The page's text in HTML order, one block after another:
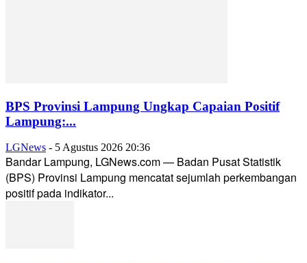
BPS Provinsi Lampung Ungkap Capaian Positif
Lampung:...
LGNews - 5 Agustus 2026 20:36
Bandar Lampung, LGNews.com — Badan Pusat Statistik
(BPS) Provinsi Lampung mencatat sejumlah perkembangan
positif pada indikator...